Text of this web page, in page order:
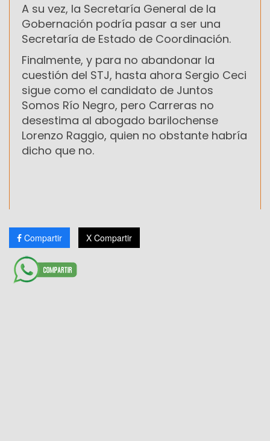
A su vez, la Secretaría General de la
Gobernación podría pasar a ser una
Secretaría de Estado de Coordinación.
Finalmente, y para no abandonar la
cuestión del STJ, hasta ahora Sergio Ceci
sigue como el candidato de Juntos
Somos Río Negro, pero Carreras no
desestima al abogado barilochense
Lorenzo Raggio, quien no obstante habría
dicho que no.
Compartir X Compartir